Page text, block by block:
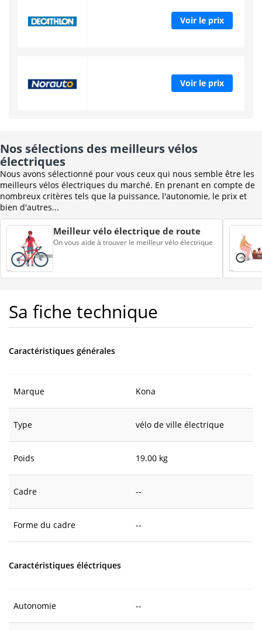
Voir le prix
Voir le prix
Nos sélections des meilleurs vélos
électriques
Nous avons sélectionné pour vous ceux qui nous semble être les
meilleurs vélos électriques du marché. En prenant en compte de
nombreux critères tels que la puissance, l'autonomie, le prix et
bien d'autres...
Meilleur vélo électrique de route
On vous aide à trouver le meilleur vélo électrique
Sa fiche technique
Caractéristiques générales
Marque Kona
Type vélo de ville électrique
Poids 19.00 kg
Cadre --
Forme du cadre --
Caractéristiques éléctriques
Autonomie --